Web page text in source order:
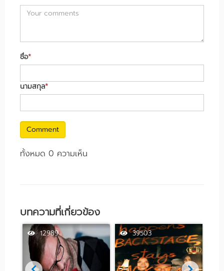
ชื่อ*
นามสกุล*
Comment
ทั้งหมด 0 ความเห็น
บทความที่เกี่ยวข้อง
12989 39503